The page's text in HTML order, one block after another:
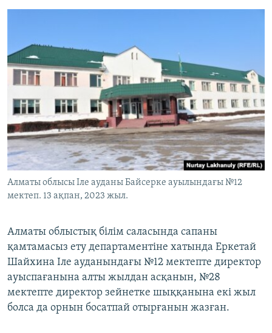
Алматы облысы Іле ауданы Байсерке ауылындағы №12
мектеп. 13 ақпан, 2023 жыл.
Алматы облыстық білім саласында сапаны
қамтамасыз ету департаментіне хатында Еркетай
Шайхина Іле ауданындағы №12 мектепте директор
ауыспағанына алты жылдан асқанын, №28
мектепте директор зейнетке шыққанына екі жыл
болса да орнын босатпай отырғанын жазған.